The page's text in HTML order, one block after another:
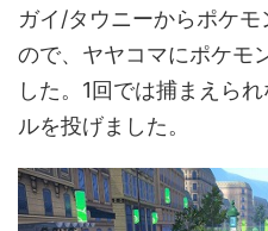
ガイ/タウニーからポケ
ので、ヤヤコマにポケモ
した。1回では捕まえら
ルを投げました。